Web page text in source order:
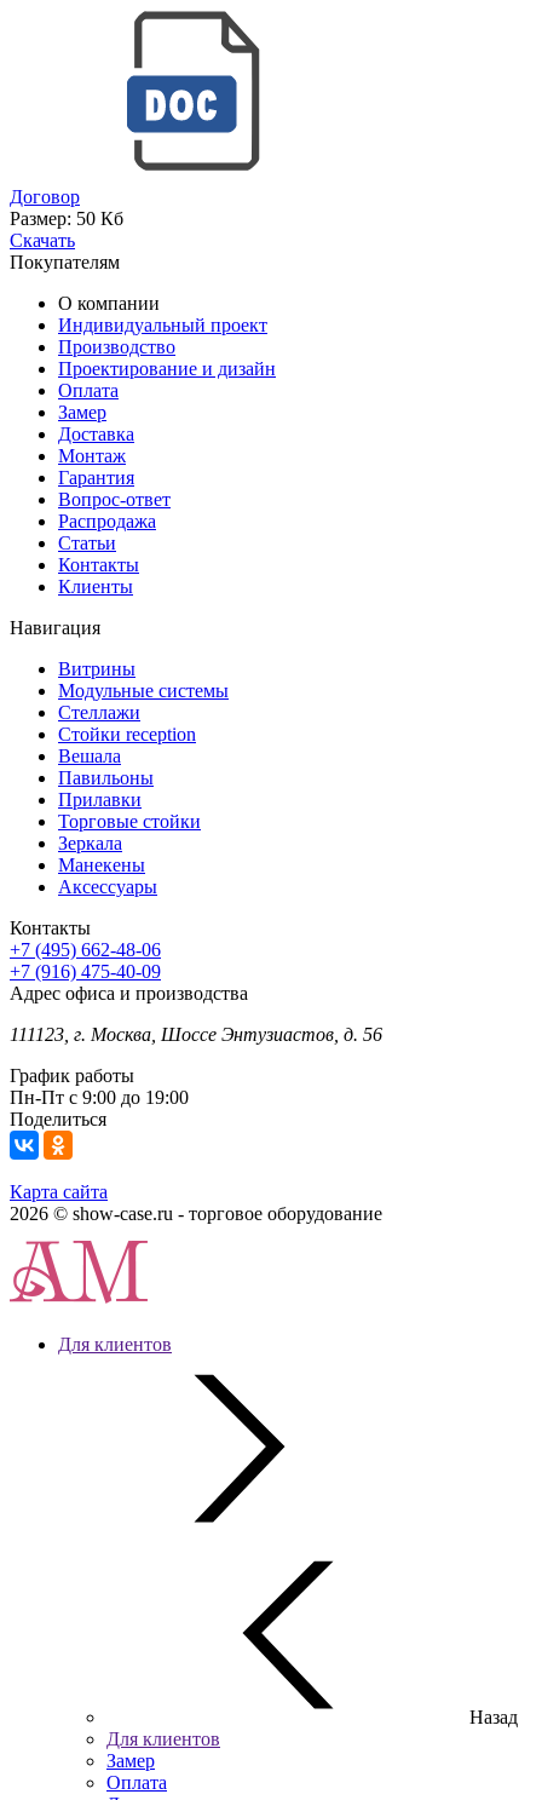
Договор
Размер: 50 Кб
Скачать
Покупателям
О компании
Индивидуальный проект
Производство
Проектирование и дизайн
Оплата
Замер
Доставка
Монтаж
Гарантия
Вопрос-ответ
Распродажа
Статьи
Контакты
Клиенты
Навигация
Витрины
Модульные системы
Стеллажи
Стойки reception
Вешала
Павильоны
Прилавки
Торговые стойки
Зеркала
Манекены
Аксессуары
Контакты
+7 (495) 662-48-06
+7 (916) 475-40-09
Адрес офиса и производства
111123, г. Москва, Шоссе Энтузиастов, д. 56
График работы
Пн-Пт с 9:00 до 19:00
Поделиться
Карта сайта
2026 © show-case.ru - торговое оборудование
Для клиентов
Назад
Для клиентов
Замер
Оплата